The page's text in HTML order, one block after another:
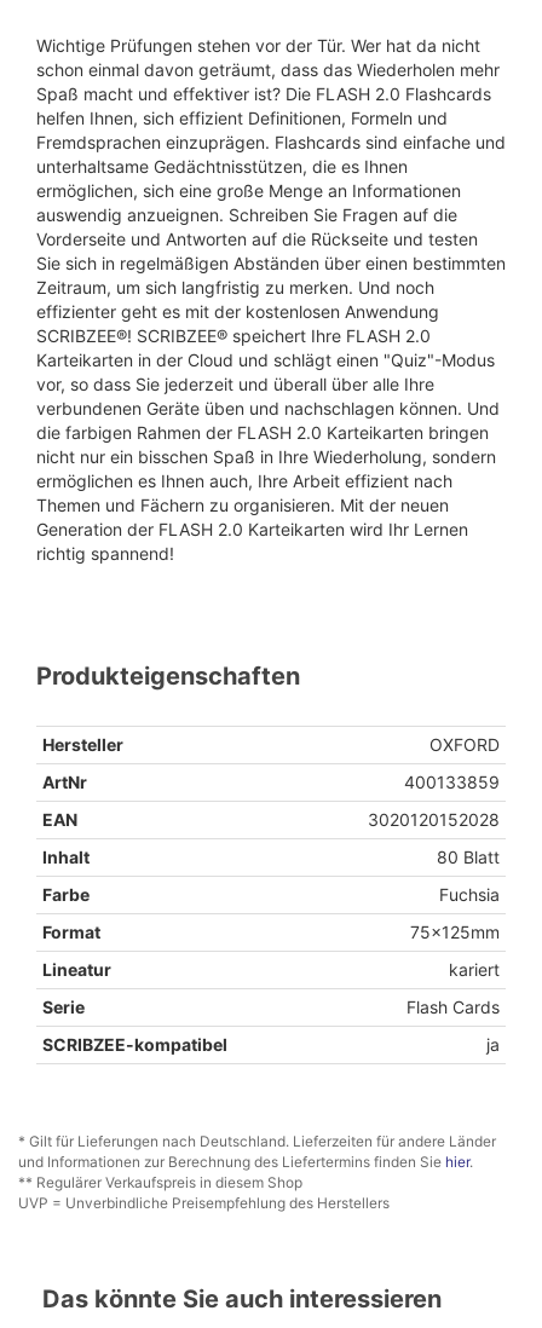
Wichtige Prüfungen stehen vor der Tür. Wer hat da nicht
schon einmal davon geträumt, dass das Wiederholen mehr
Spaß macht und effektiver ist? Die FLASH 2.0 Flashcards
helfen Ihnen, sich effizient Definitionen, Formeln und
Fremdsprachen einzuprägen. Flashcards sind einfache und
unterhaltsame Gedächtnisstützen, die es Ihnen
ermöglichen, sich eine große Menge an Informationen
auswendig anzueignen. Schreiben Sie Fragen auf die
Vorderseite und Antworten auf die Rückseite und testen
Sie sich in regelmäßigen Abständen über einen bestimmten
Zeitraum, um sich langfristig zu merken. Und noch
effizienter geht es mit der kostenlosen Anwendung
SCRIBZEE®! SCRIBZEE® speichert Ihre FLASH 2.0
Karteikarten in der Cloud und schlägt einen "Quiz"-Modus
vor, so dass Sie jederzeit und überall über alle Ihre
verbundenen Geräte üben und nachschlagen können. Und
die farbigen Rahmen der FLASH 2.0 Karteikarten bringen
nicht nur ein bisschen Spaß in Ihre Wiederholung, sondern
ermöglichen es Ihnen auch, Ihre Arbeit effizient nach
Themen und Fächern zu organisieren. Mit der neuen
Generation der FLASH 2.0 Karteikarten wird Ihr Lernen
richtig spannend!
Produkteigenschaften
Hersteller
OXFORD
ArtNr
400133859
EAN
3020120152028
Inhalt
80 Blatt
Farbe
Fuchsia
Format
75x125mm
Lineatur
kariert
Serie
Flash Cards
SCRIBZEE-kompatibel
ja
* Gilt für Lieferungen nach Deutschland. Lieferzeiten für andere Länder
und Informationen zur Berechnung des Liefertermins finden Sie hier.
** Regulärer Verkaufspreis in diesem Shop
UVP = Unverbindliche Preisempfehlung des Herstellers
Das könnte Sie auch interessieren